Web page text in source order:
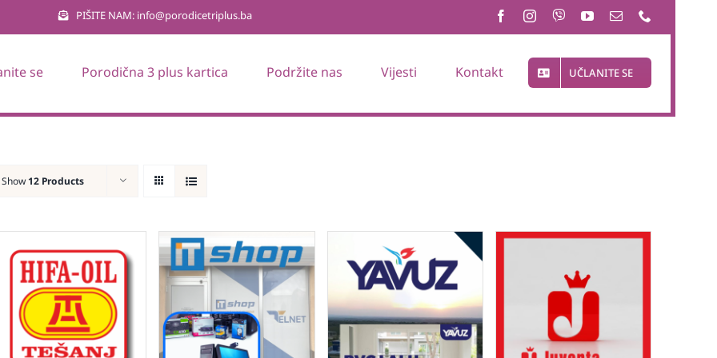
PIŠITE NAM: info@porodicetriplus.ba
se Porodična 3 plus kartica Podržite nas Vijesti Kontakt UČLANITE SE
Show 12 Products